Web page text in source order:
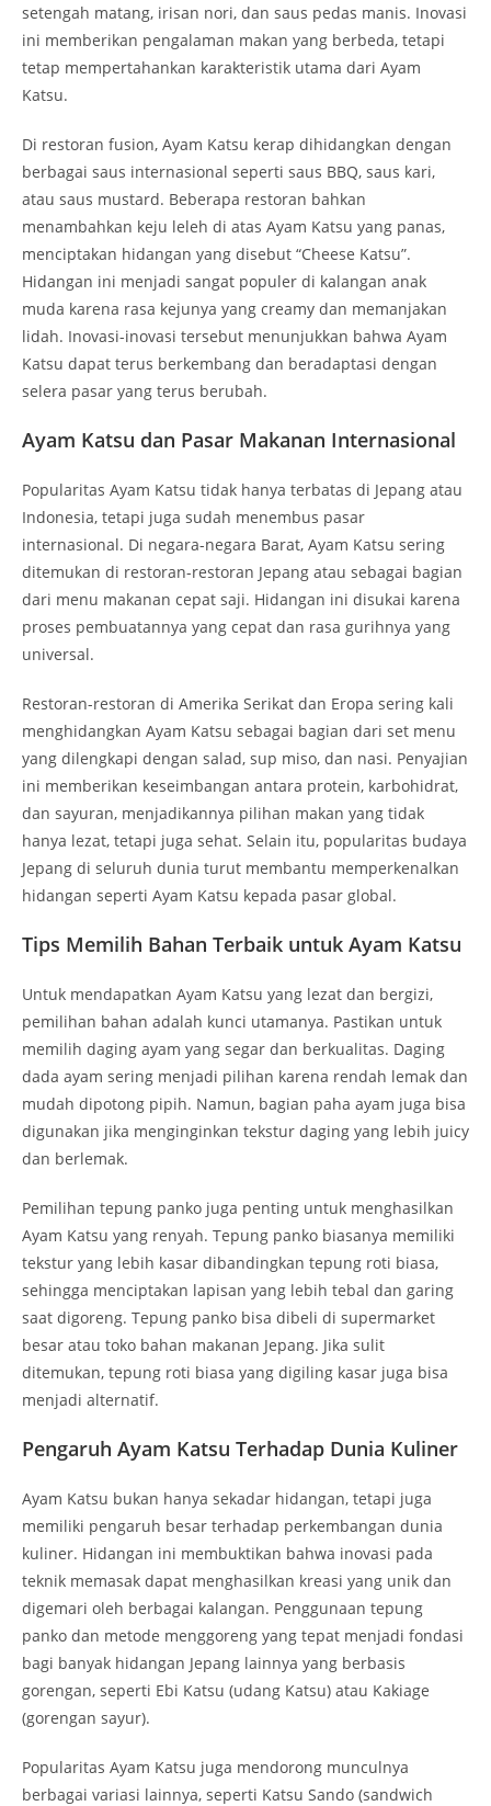
setengah matang, irisan nori, dan saus pedas manis. Inovasi
ini memberikan pengalaman makan yang berbeda, tetapi
tetap mempertahankan karakteristik utama dari Ayam
Katsu.
Di restoran fusion, Ayam Katsu kerap dihidangkan dengan
berbagai saus internasional seperti saus BBQ, saus kari,
atau saus mustard. Beberapa restoran bahkan
menambahkan keju leleh di atas Ayam Katsu yang panas,
menciptakan hidangan yang disebut “Cheese Katsu”.
Hidangan ini menjadi sangat populer di kalangan anak
muda karena rasa kejunya yang creamy dan memanjakan
lidah. Inovasi-inovasi tersebut menunjukkan bahwa Ayam
Katsu dapat terus berkembang dan beradaptasi dengan
selera pasar yang terus berubah.
Ayam Katsu dan Pasar Makanan Internasional
Popularitas Ayam Katsu tidak hanya terbatas di Jepang atau
Indonesia, tetapi juga sudah menembus pasar
internasional. Di negara-negara Barat, Ayam Katsu sering
ditemukan di restoran-restoran Jepang atau sebagai bagian
dari menu makanan cepat saji. Hidangan ini disukai karena
proses pembuatannya yang cepat dan rasa gurihnya yang
universal.
Restoran-restoran di Amerika Serikat dan Eropa sering kali
menghidangkan Ayam Katsu sebagai bagian dari set menu
yang dilengkapi dengan salad, sup miso, dan nasi. Penyajian
ini memberikan keseimbangan antara protein, karbohidrat,
dan sayuran, menjadikannya pilihan makan yang tidak
hanya lezat, tetapi juga sehat. Selain itu, popularitas budaya
Jepang di seluruh dunia turut membantu memperkenalkan
hidangan seperti Ayam Katsu kepada pasar global.
Tips Memilih Bahan Terbaik untuk Ayam Katsu
Untuk mendapatkan Ayam Katsu yang lezat dan bergizi,
pemilihan bahan adalah kunci utamanya. Pastikan untuk
memilih daging ayam yang segar dan berkualitas. Daging
dada ayam sering menjadi pilihan karena rendah lemak dan
mudah dipotong pipih. Namun, bagian paha ayam juga bisa
digunakan jika menginginkan tekstur daging yang lebih juicy
dan berlemak.
Pemilihan tepung panko juga penting untuk menghasilkan
Ayam Katsu yang renyah. Tepung panko biasanya memiliki
tekstur yang lebih kasar dibandingkan tepung roti biasa,
sehingga menciptakan lapisan yang lebih tebal dan garing
saat digoreng. Tepung panko bisa dibeli di supermarket
besar atau toko bahan makanan Jepang. Jika sulit
ditemukan, tepung roti biasa yang digiling kasar juga bisa
menjadi alternatif.
Pengaruh Ayam Katsu Terhadap Dunia Kuliner
Ayam Katsu bukan hanya sekadar hidangan, tetapi juga
memiliki pengaruh besar terhadap perkembangan dunia
kuliner. Hidangan ini membuktikan bahwa inovasi pada
teknik memasak dapat menghasilkan kreasi yang unik dan
digemari oleh berbagai kalangan. Penggunaan tepung
panko dan metode menggoreng yang tepat menjadi fondasi
bagi banyak hidangan Jepang lainnya yang berbasis
gorengan, seperti Ebi Katsu (udang Katsu) atau Kakiage
(gorengan sayur).
Popularitas Ayam Katsu juga mendorong munculnya
berbagai variasi lainnya, seperti Katsu Sando (sandwich